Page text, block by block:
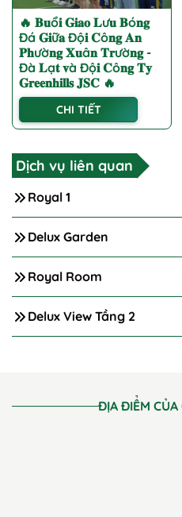
🔥 𝐁𝐮ổ𝐢 𝐆𝐢𝐚𝐨 𝐋ư𝐮 𝐁ó𝐧𝐠
Đá 𝐆𝐢ữ𝐚 Độ𝐢 𝐂ô𝐧𝐠 𝐀𝐧
𝐏𝐡ườ𝐧𝐠 𝐗𝐮â𝐧 𝐓𝐫ườ𝐧𝐠 -
Đà 𝐋ạ𝐭 𝐯à Độ𝐢 𝐂ô𝐧𝐠 𝐓𝐲
𝐆𝐫𝐞𝐞𝐧𝐡𝐢𝐥𝐥𝐬 𝐉𝐒𝐂 🔥
CHI TIẾT
Dịch vụ liên quan
Royal 1
Delux Garden
Royal Room
Delux View Tầng 2
ĐỊA ĐIỂM CỦA